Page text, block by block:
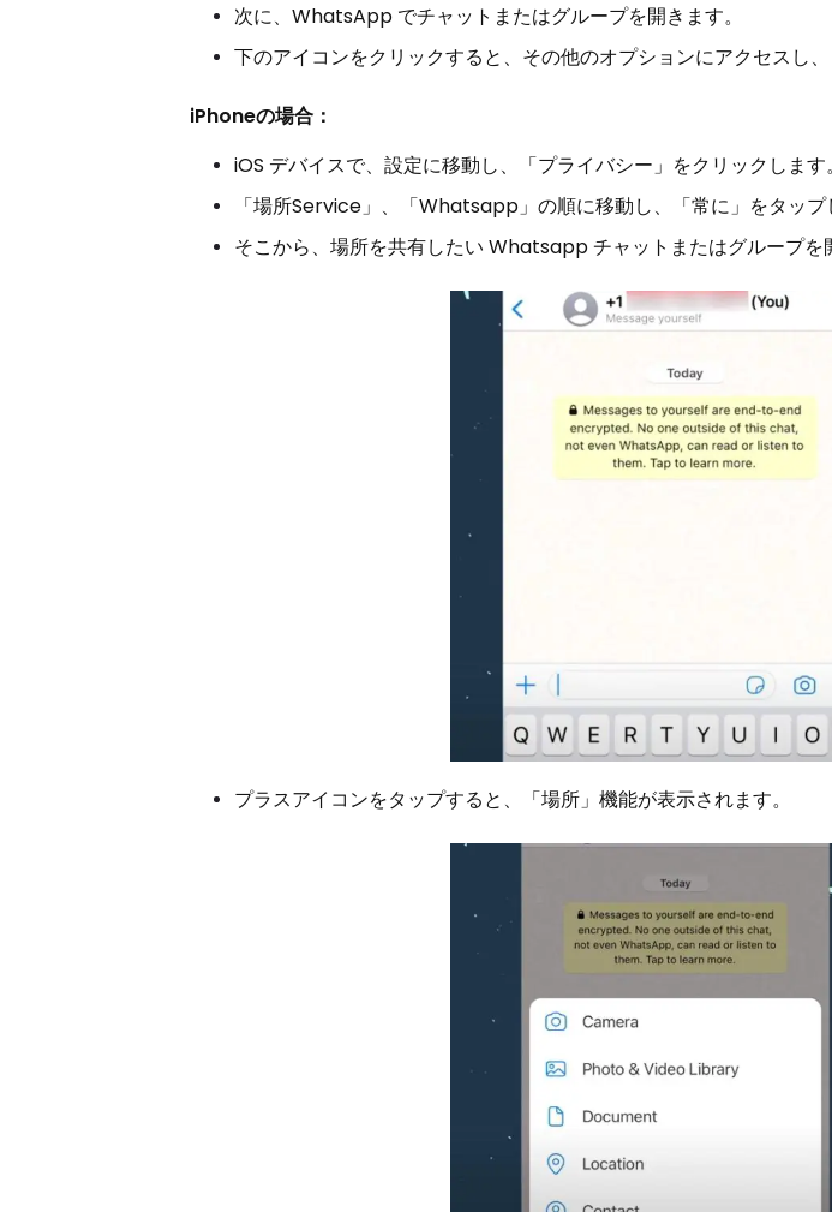
次に、WhatsApp でチャットまたはグループを開きます。
下のアイコンをクリックすると、その他のオプションにアクセスし、
iPhoneの場合：
iOS デバイスで、設定に移動し、「プライバシー」をクリックします。
「場所Service」、「Whatsapp」の順に移動し、「常に」をタップ
そこから、場所を共有したい Whatsapp チャットまたはグループを
プラスアイコンをタップすると、「場所」機能が表示されます。